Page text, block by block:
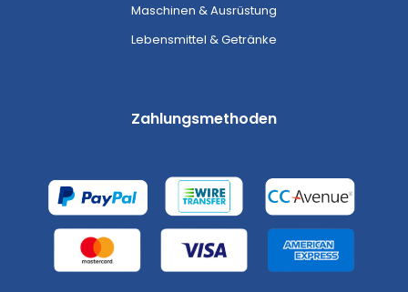
Maschinen & Ausrüstung
Lebensmittel & Getränke
Zahlungsmethoden